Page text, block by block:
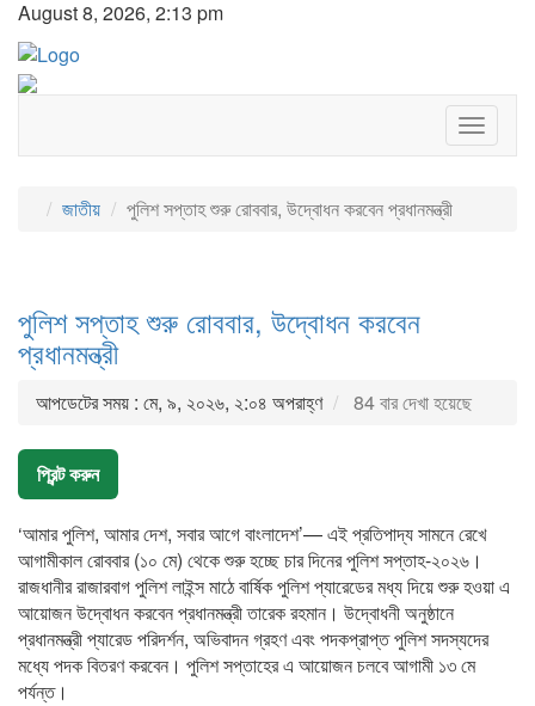
August 8, 2026, 2:13 pm
Toggle
জাতীয়
পুলিশ সপ্তাহ শুরু রোববার, উদ্বোধন করবেন প্রধানমন্ত্রী
পুলিশ সপ্তাহ শুরু রোববার, উদ্বোধন করবেন
প্রধানমন্ত্রী
আপডেটের সময় : মে, ৯, ২০২৬, ২:০৪ অপরাহ্ণ 84 বার দেখা হয়েছে
প্রিন্ট করুন
‘আমার পুলিশ, আমার দেশ, সবার আগে বাংলাদেশ’— এই প্রতিপাদ্য সামনে রেখে
আগামীকাল রোববার (১০ মে) থেকে শুরু হচ্ছে চার দিনের পুলিশ সপ্তাহ-২০২৬।
রাজধানীর রাজারবাগ পুলিশ লাইন্স মাঠে বার্ষিক পুলিশ প্যারেডের মধ্য দিয়ে শুরু হওয়া এ
আয়োজন উদ্বোধন করবেন প্রধানমন্ত্রী তারেক রহমান। উদ্বোধনী অনুষ্ঠানে
প্রধানমন্ত্রী প্যারেড পরিদর্শন, অভিবাদন গ্রহণ এবং পদকপ্রাপ্ত পুলিশ সদস্যদের
মধ্যে পদক বিতরণ করবেন। পুলিশ সপ্তাহের এ আয়োজন চলবে আগামী ১৩ মে
পর্যন্ত।